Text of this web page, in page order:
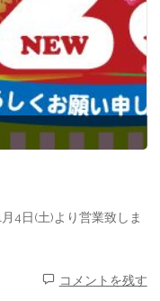
4日(土)より営業致しま
コメントを残す